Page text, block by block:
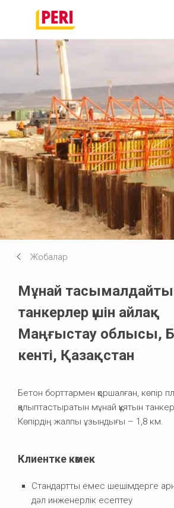
Жобалар
Мұнай
танкерлер үшін айлақ
Маңғыстау облысы,
кенті, Қазақстан
Бетон борттармен қоршалған, көпір
қалыптастыратын мұнай құятын
Көпірдің жалпы ұзындығы – 1,8 км.
Клиентке көмек
Стандартты емес шешімдерге
дәл инженерлік есептеу